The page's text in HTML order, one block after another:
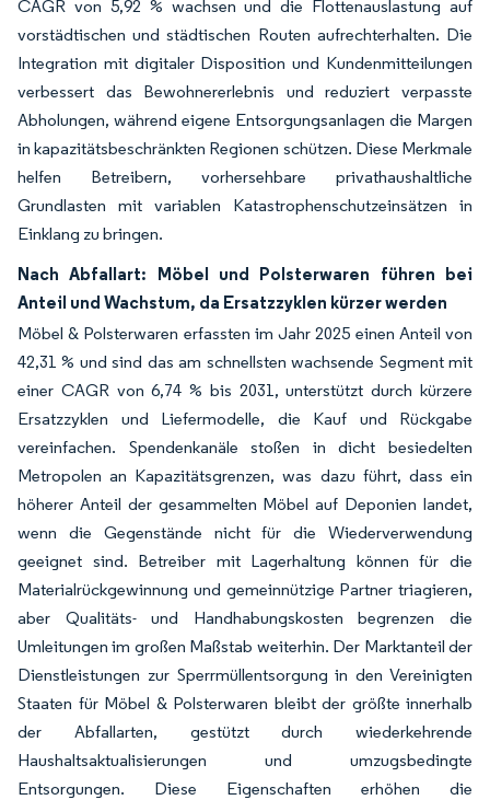
CAGR von 5,92 % wachsen und die Flottenauslastung auf
vorstädtischen und städtischen Routen aufrechterhalten. Die
Integration mit digitaler Disposition und Kundenmitteilungen
verbessert das Bewohnererlebnis und reduziert verpasste
Abholungen, während eigene Entsorgungsanlagen die Margen
in kapazitätsbeschränkten Regionen schützen. Diese Merkmale
helfen Betreibern, vorhersehbare privathaushaltliche
Grundlasten mit variablen Katastrophenschutzeinsätzen in
Einklang zu bringen.
Nach Abfallart: Möbel und Polsterwaren führen bei
Anteil und Wachstum, da Ersatzzyklen kürzer werden
Möbel & Polsterwaren erfassten im Jahr 2025 einen Anteil von
42,31 % und sind das am schnellsten wachsende Segment mit
einer CAGR von 6,74 % bis 2031, unterstützt durch kürzere
Ersatzzyklen und Liefermodelle, die Kauf und Rückgabe
vereinfachen. Spendenkanäle stoßen in dicht besiedelten
Metropolen an Kapazitätsgrenzen, was dazu führt, dass ein
höherer Anteil der gesammelten Möbel auf Deponien landet,
wenn die Gegenstände nicht für die Wiederverwendung
geeignet sind. Betreiber mit Lagerhaltung können für die
Materialrückgewinnung und gemeinnützige Partner triagieren,
aber Qualitäts- und Handhabungskosten begrenzen die
Umleitungen im großen Maßstab weiterhin. Der Marktanteil der
Dienstleistungen zur Sperrmüllentsorgung in den Vereinigten
Staaten für Möbel & Polsterwaren bleibt der größte innerhalb
der Abfallarten, gestützt durch wiederkehrende
Haushaltsaktualisierungen und umzugsbedingte
Entsorgungen. Diese Eigenschaften erhöhen die